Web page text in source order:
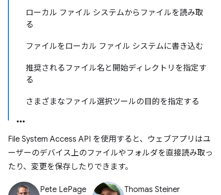
ローカル ファイル システムからファイルを読み取
る
ファイルをローカル ファイル システムに書き込む
推奨されるファイル名と開始ディレクトリを指定す
る
さまざまなファイル選択ツールの目的を指定する
File System Access API を使用すると、ウェブアプリはユ
ーザーのデバイス上のファイルやフォルダを直接読み取っ
たり、変更を保存したりできます。
Pete LePage Thomas Steiner